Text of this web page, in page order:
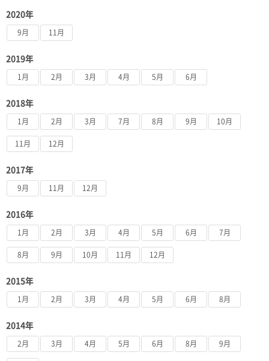
2020年
9月 11月
2019年
1月 2月 3月 4月 5月 6月
2018年
1月 2月 3月 7月 8月 9月 10月
11月 12月
2017年
9月 11月 12月
2016年
1月 2月 3月 4月 5月 6月 7月
8月 9月 10月 11月 12月
2015年
1月 2月 3月 4月 5月 6月 8月
2014年
2月 3月 4月 5月 6月 8月 9月